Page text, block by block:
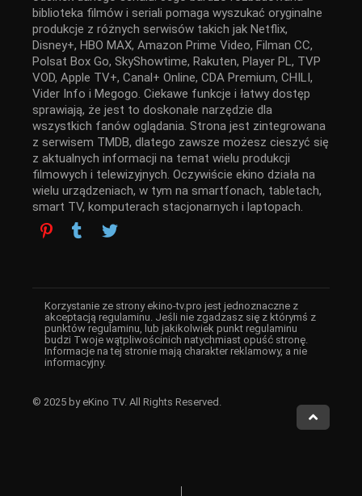
biblioteka filmów i seriali pomaga wyszukać oryginalne
produkcje z różnych serwisów takich jak Netflix,
Disney+, HBO MAX, Amazon Prime Video, Filman CC,
Polsat Box Go, SkyShowtime, Rakuten, Player PL, TVP
VOD, Apple TV+, Canal+ Online, CDA Premium, CHILI,
Vider Info i Megogo. Ciekawe funkcje i łatwy dostęp
sprawiają, że jest to doskonałe narzędzie dla
wszystkich fanów oglądania. Strona jest zintegrowana
z serwisem TMDB, dlatego zawsze możesz cieszyć się
z aktualnych informacji na temat wielu produkcji
filmowych i telewizyjnych. Oczywiście ekino działa na
wielu urządzeniach, w tym na smartfonach, tabletach,
smart TV, komputerach stacjonarnych i laptopach.
Korzystanie ze strony ekino-tv.pro jest jednoznaczne z
akceptacją regulaminu. Jeśli nie zgadzasz się z którymś z
punktów regulaminu, lub jakikolwiek punkt regulaminu
budzi Twoje wątpliwościnich natychmiast opuść stronę.
Informacje na tej stronie mają charakter reklamowy, a nie
informacyjny.
© 2025 by eKino TV. All Rights Reserved.